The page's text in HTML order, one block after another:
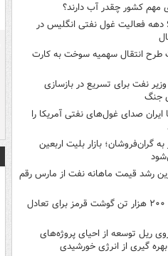
مهم کشور چقدر آب دارند؟
پایان ۶ دهه فعالیت غول نفتی انگلیس در
طرح انتقال سهمیه سوخت به کارت
نفت برای تسریع در بازسازی
جنگ
ایران صدای غول‌های نفتی آمریکا را
گران‌فروشان؛ بازار بلیت اربعین
رشد قیمت ماهانه نفت از مارس رقم
واردات ۲۰۰ هزار تن گوشت قرمز برای تعادل
ریل توسعه از احیای پروژه‌های
گیری از انرژی خورشیدی